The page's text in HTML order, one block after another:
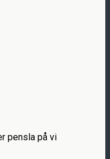
pensla på vi